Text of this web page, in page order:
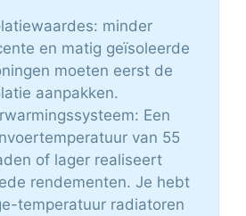
minder
en matig geïsoleerde
moeten eerst de
aanpakken.
Een
van 55
of lager realiseert
rendementen. Je hebt
temperatuur radiatoren